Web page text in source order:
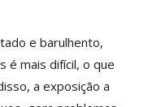
e barulhento,
é mais difícil, o que
a exposição a